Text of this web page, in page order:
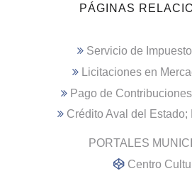
PÁGINAS
Servicio de
Licitaciones en
Pago de
Crédito Aval del Estado;
PORTALES
Centro